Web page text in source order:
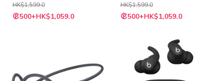
HK$1,599.0
特
殊 500+HK$1,059.0
HK$1,599.0
500+HK$1,059.0